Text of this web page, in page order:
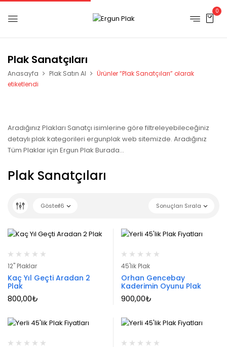
0
Plak Sanatçıları
Anasayfa Plak Satın Al
Ürünler “Plak Sanatçıları” olarak
etiketlendi
Aradığınız Plakları Sanatçı isimlerine göre filtreleyebileceğiniz
detaylı plak kategorileri ergunplak web sitemizde. Aradığınız
Tüm Plaklar için Ergun Plak Burada…
Plak Sanatçıları
Sonuçları Sırala
Göster16
12" Plaklar
Kaç Yıl Geçti Aradan 2
Plak
800,00₺
45'lik Plak
Orhan Gencebay
Kaderimin Oyunu Plak
900,00₺